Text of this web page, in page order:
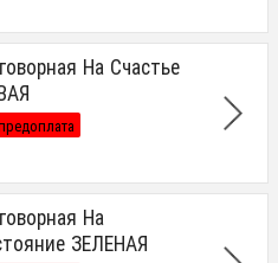
На Счастье
На
ЗЕЛЕНАЯ